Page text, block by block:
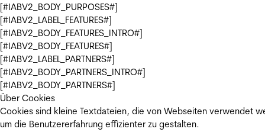
[#IABV2_BODY_PURPOSES#]
[#IABV2_LABEL_FEATURES#]
[#IABV2_BODY_FEATURES_INTRO#]
[#IABV2_BODY_FEATURES#]
[#IABV2_LABEL_PARTNERS#]
[#IABV2_BODY_PARTNERS_INTRO#]
[#IABV2_BODY_PARTNERS#]
Über Cookies
Cookies sind kleine Textdateien, die von Webseiten verwendet
um die Benutzererfahrung effizienter zu gestalten.